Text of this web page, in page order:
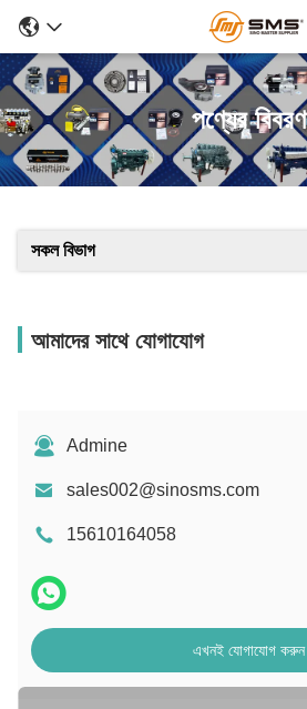
পণ্যের বিবরণ
সকল বিভাগ
আমাদের সাথে যোগাযোগ
Admine
sales002@sinosms.com
15610164058
এখনই যোগাযোগ করুন